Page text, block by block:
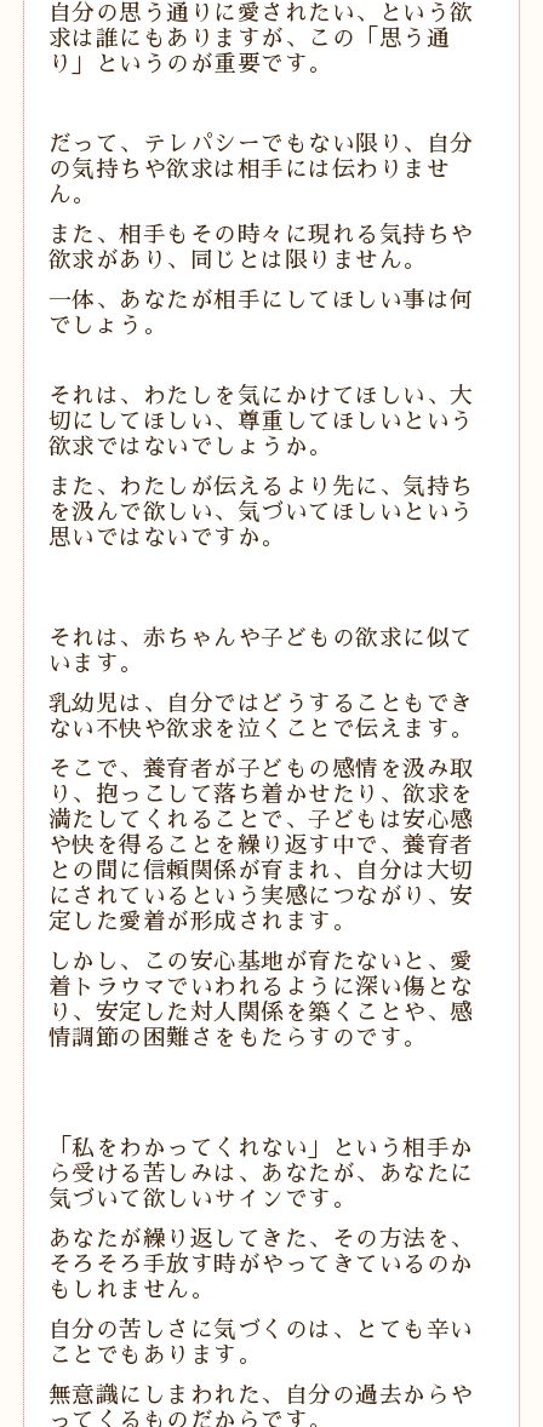
自分の思う通りに愛されたい、という欲
求は誰にもありますが、この「思う通
り」というのが重要です。
だって、テレパシーでもない限り、自分
の気持ちや欲求は相手には伝わりませ
ん。
また、相手もその時々に現れる気持ちや
欲求があり、同じとは限りません。
一体、あなたが相手にしてほしい事は何
でしょう。
それは、わたしを気にかけてほしい、大
切にしてほしい、尊重してほしいという
欲求ではないでしょうか。
また、 わたしが伝えるより先に 、気持ち
を汲んで欲しい、気づいてほしいという
思いではないですか。
それは、赤ちゃんや子どもの欲求に似て
います。
乳幼児は、自分ではどうすることもでき
ない 不快や欲求を泣くことで伝えます。
そこで、養育者が子どもの感情を汲み取
り、抱っこして落ち着かせたり、欲求を
満たしてくれることで、子どもは安心感
や快を得ることを繰り返す中で、養育者
との間に信頼関係が育まれ、自分は大切
にされているという実感につながり、安
定した愛着が形成されます。
しかし、この安心基地が育たないと、愛
着トラウマでいわれるように深い傷とな
り、安定した対人関係を築くことや、感
情調節の困難さをもたらすのです。
「私をわかってくれない」という相手か
ら受ける苦しみは、 あなたが、あなたに
気づいて欲しいサインです。
あなたが繰り返してきた、その方法を、
そろそろ手放す時がやってきているのか
もしれません。
自分の苦しさに気づくのは、とても辛い
ことでもあります。
無意識にしまわれた、自分の過去からや
ってくるものだからです。